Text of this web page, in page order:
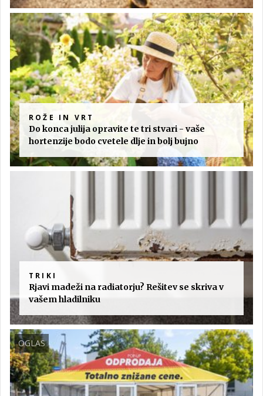
ROŽE IN VRT
Do konca julija opravite te tri stvari - vaše
hortenzije bodo cvetele dlje in bolj bujno
TRIKI
Rjavi madeži na radiatorju? Rešitev se skriva v
vašem hladilniku
OGLAS